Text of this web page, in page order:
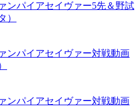
ンパイアセイヴァー5先＆野試
）
ンパイアセイヴァー対戦動画
ンパイアセイヴァー対戦動画